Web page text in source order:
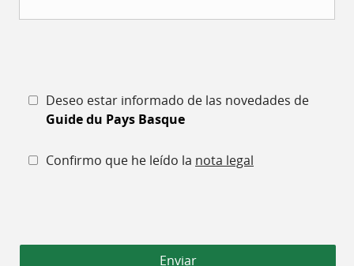
Deseo estar informado de las novedades de
Guide du Pays Basque
Confirmo que he leído la nota legal